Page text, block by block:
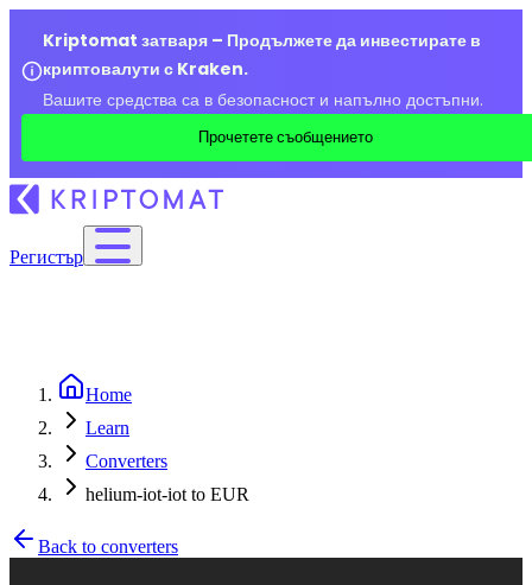
Kriptomat затваря – Продължете да инвестирате в
криптовалути с Kraken.
Вашите средства са в безопасност и напълно достъпни.
Прочетете съобщението
Регистър
Home
Learn
Converters
helium-iot-iot to EUR
Back to converters